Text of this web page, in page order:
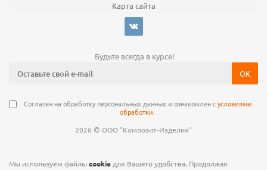
Карта сайта
Будьте всегда в курсе!
Согласен на обработку персональных данных и ознакомлен сусловиями
обработки
2026 © ООО "Композит-Изделия"
Мы используем файлы cookie для Вашего удобства. Продолжая